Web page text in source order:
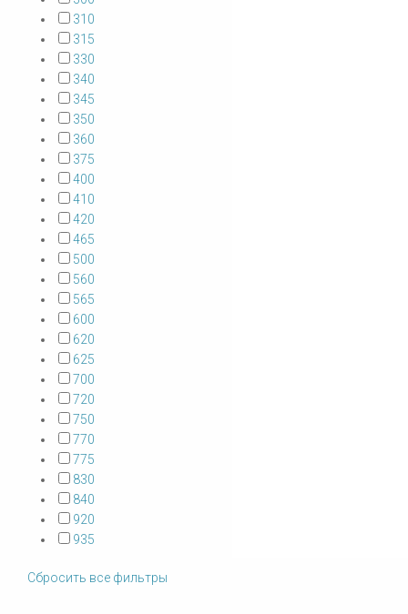
310
315
330
340
345
350
360
375
400
410
420
465
500
560
565
600
620
625
700
720
750
770
775
830
840
920
935
Сбросить все фильтры